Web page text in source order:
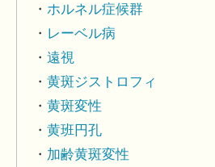
ホルネル症候群
レーベル病
遠視
黄斑ジストロフィ
黄斑変性
黄班円孔
加齢黄斑変性